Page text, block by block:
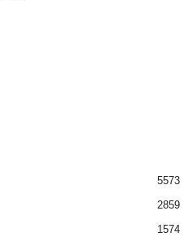
5573
2859
1574